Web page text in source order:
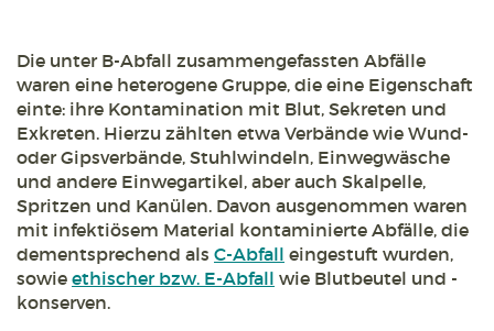
Die unter B-Abfall zusammengefassten Abfälle
waren eine heterogene Gruppe, die eine Eigenschaft
einte: ihre Kontamination mit Blut, Sekreten und
Exkreten. Hierzu zählten etwa Verbände wie Wund-
oder Gipsverbände, Stuhlwindeln, Einwegwäsche
und andere Einwegartikel, aber auch Skalpelle,
Spritzen und Kanülen. Davon ausgenommen waren
mit infektiösem Material kontaminierte Abfälle, die
dementsprechend als C-Abfall eingestuft wurden,
sowie ethischer bzw. E-Abfall wie Blutbeutel und -
konserven.